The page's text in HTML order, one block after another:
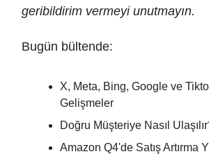
geribildirim vermeyi unutmayın.
Bugün bültende:
X, Meta, Bing, Google ve
Gelişmeler
Doğru Müşteriye Nasıl
Amazon Q4'de Satış Artırma